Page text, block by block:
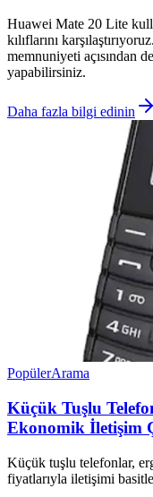
Huawei Mate 20 Lite
kılıflarını
memnuniyeti açısından
yapabilirsiniz.
Daha fazla bilgi edinin
PopülerArama
Küçük Tuşlu
Ekonomik İletişim
Küçük tuşlu telefonlar,
fiyatlarıyla iletişimi